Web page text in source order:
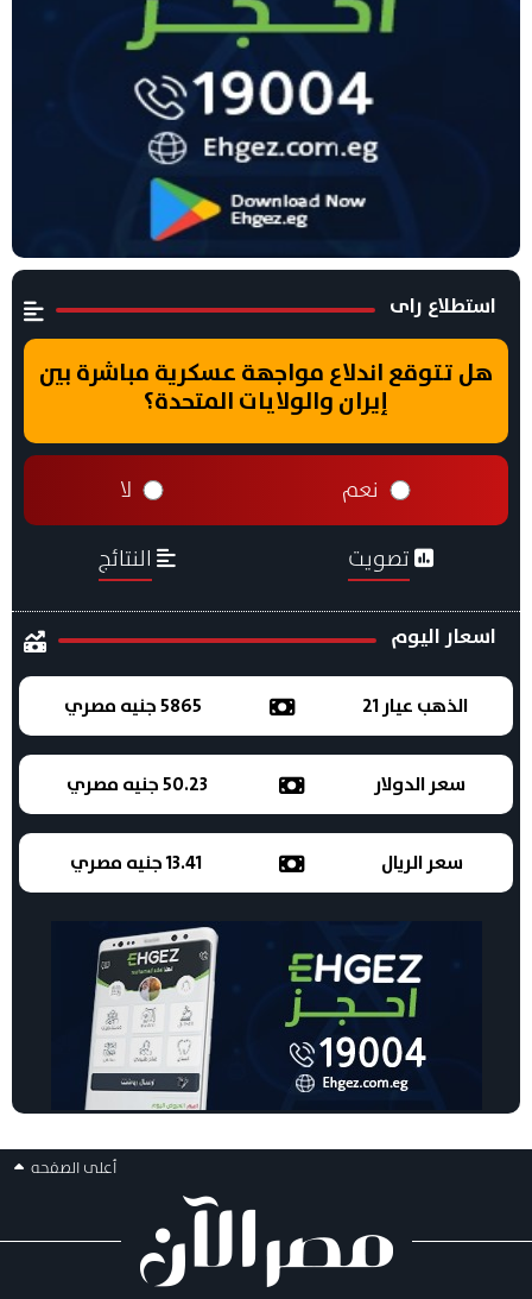
استطلاع راى
هل تتوقع اندلاع مواجهة عسكرية مباشرة بين
إيران والولايات المتحدة؟
نعم لا
تصويت النتائج
اسعار اليوم
الذهب عيار 21 5865 جنيه مصري
سعر الدولار 50.23 جنيه مصري
سعر الريال 13.41 جنيه مصري
أعلى الصفحه